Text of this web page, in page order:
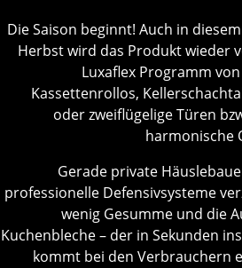
Die Saison beginnt! Auch in
Herbst wird das Produkt wieder
Luxaflex Programm
Kassettenrollos,
oder zweiflügelige Türen
harmonische
Gerade private
professionelle Defensivsysteme
wenig Gesumme und die
Kuchenbleche – der in Sekunden
kommt bei den Verbrauchern